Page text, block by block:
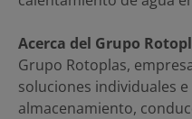
Acerca del Grupo
Grupo Rotoplas,
soluciones individuales
almacenamiento,